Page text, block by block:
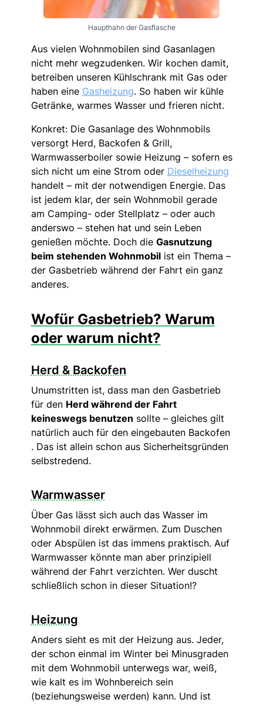
Haupthahn der Gasflasche
Aus vielen Wohnmobilen sind Gasanlagen
nicht mehr wegzudenken. Wir kochen damit,
betreiben unseren Kühlschrank mit Gas oder
haben eine Gasheizung. So haben wir kühle
Getränke, warmes Wasser und frieren nicht.
Konkret: Die Gasanlage des Wohnmobils
versorgt Herd, Backofen & Grill,
Warmwasserboiler sowie Heizung – sofern es
sich nicht um eine Strom oder Dieselheizung
handelt – mit der notwendigen Energie. Das
ist jedem klar, der sein Wohnmobil gerade
am Camping- oder Stellplatz – oder auch
anderswo – stehen hat und sein Leben
genießen möchte. Doch die Gasnutzung
beim stehenden Wohnmobilist ein Thema –
der Gasbetrieb während der Fahrt ein ganz
anderes.
Wofür Gasbetrieb? Warum
oder warum nicht?
Herd & Backofen
Unumstritten ist, dass man den Gasbetrieb
für den Herd während der Fahrt
keineswegs benutzen sollte – gleiches gilt
natürlich auch für den eingebauten Backofen
. Das ist allein schon aus Sicherheitsgründen
selbstredend.
Warmwasser
Über Gas lässt sich auch das Wasser im
Wohnmobil direkt erwärmen. Zum Duschen
oder Abspülen ist das immens praktisch. Auf
Warmwasser könnte man aber prinzipiell
während der Fahrt verzichten. Wer duscht
schließlich schon in dieser Situation!?
Heizung
Anders sieht es mit der Heizung aus. Jeder,
der schon einmal im Winter bei Minusgraden
mit dem Wohnmobil unterwegs war, weiß,
wie kalt es im Wohnbereich sein
(beziehungsweise werden) kann. Und ist